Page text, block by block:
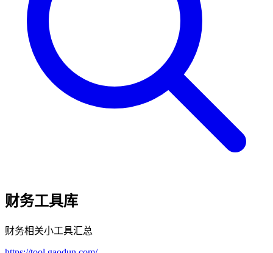
财务工具库
财务相关小工具汇总